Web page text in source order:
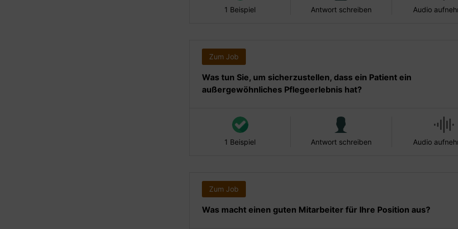
1 Beispiel Antwort schreiben Audio
Zum Job
Was tun Sie, um sicherzustellen, dass ein Patient ein
außergewöhnliches Pflegeerlebnis hat?
1 Beispiel Antwort schreiben Audio
Zum Job
Was macht einen guten Mitarbeiter für Ihre Position aus?